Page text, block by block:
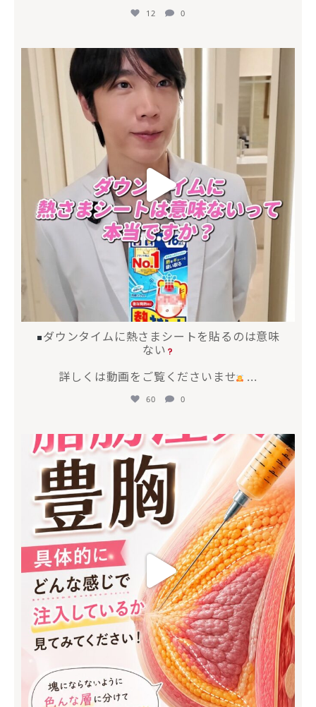
12 0
mycli.honda
7月 17
ダウンタイムに熱さまシートを貼るのは意味
ない
詳しくは動画をご覧くださいませ
...
60 0
mycli.honda
7月 8